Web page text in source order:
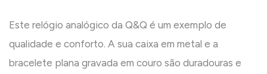
Este relógio analógico da Q&Q é um exemplo de
qualidade e conforto. A sua caixa em metal e a
bracelete plana gravada em couro são duradouras e